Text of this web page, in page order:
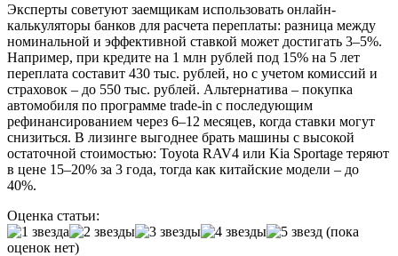
Эксперты советуют заемщикам использовать онлайн-
калькуляторы банков для расчета переплаты: разница между
номинальной и эффективной ставкой может достигать 3–5%.
Например, при кредите на 1 млн рублей под 15% на 5 лет
переплата составит 430 тыс. рублей, но с учетом комиссий и
страховок – до 550 тыс. рублей. Альтернатива – покупка
автомобиля по программе trade-in с последующим
рефинансированием через 6–12 месяцев, когда ставки могут
снизиться. В лизинге выгоднее брать машины с высокой
остаточной стоимостью: Toyota RAV4 или Kia Sportage теряют
в цене 15–20% за 3 года, тогда как китайские модели – до
40%.
Оценка статьи:
(пока
оценок нет)